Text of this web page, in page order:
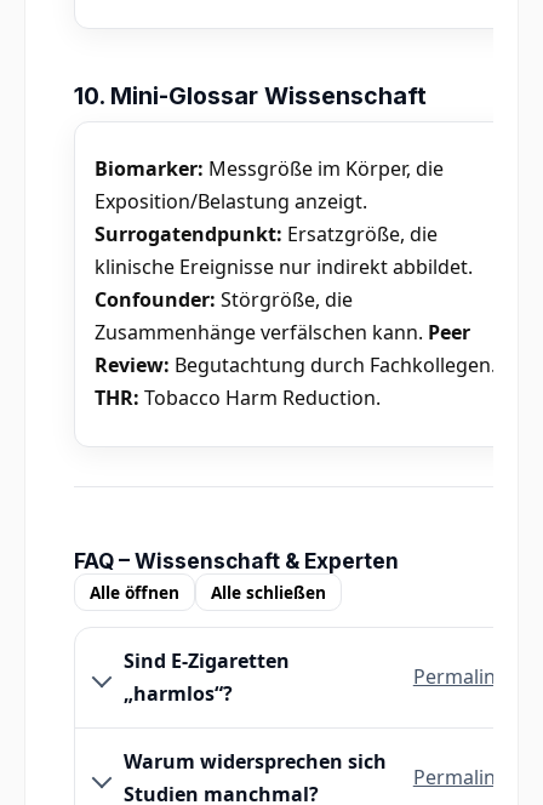
10. Mini-Glossar Wissenschaft
Biomarker: Messgröße im Körper, die
Exposition/Belastung anzeigt.
Surrogatendpunkt: Ersatzgröße, die
klinische Ereignisse nur indirekt abbildet.
Confounder: Störgröße, die
Zusammenhänge verfälschen kann. Peer
Review: Begutachtung durch Fachkollegen.
THR: Tobacco Harm Reduction.
FAQ – Wissenschaft & Experten
Alle öffnen Alle schließen
Sind E-Zigaretten
„harmlos“?
Permalink
Warum widersprechen sich
Studien manchmal?
Permalink